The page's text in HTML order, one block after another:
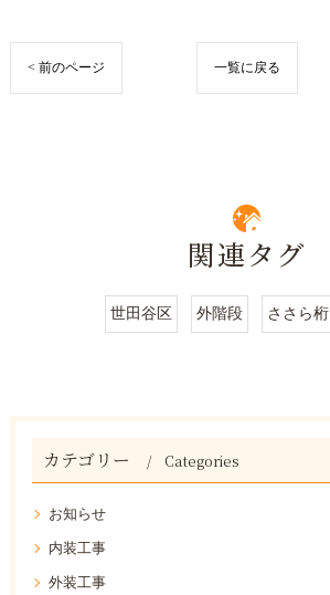
< 前のページ 一覧に戻る
関連タグ
世田谷区 外階段 ささら桁
カテゴリー Categories
お知らせ
内装工事
外装工事